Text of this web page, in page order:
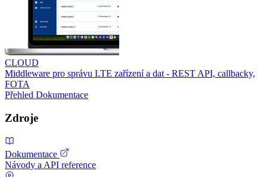
CLOUD
Middleware pro správu LTE zařízení a dat - REST API, callbacky,
FOTA
Přehled Dokumentace
Zdroje
Dokumentace
Návody a API reference